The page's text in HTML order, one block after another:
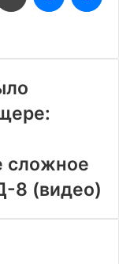
сложное
8 (видео)